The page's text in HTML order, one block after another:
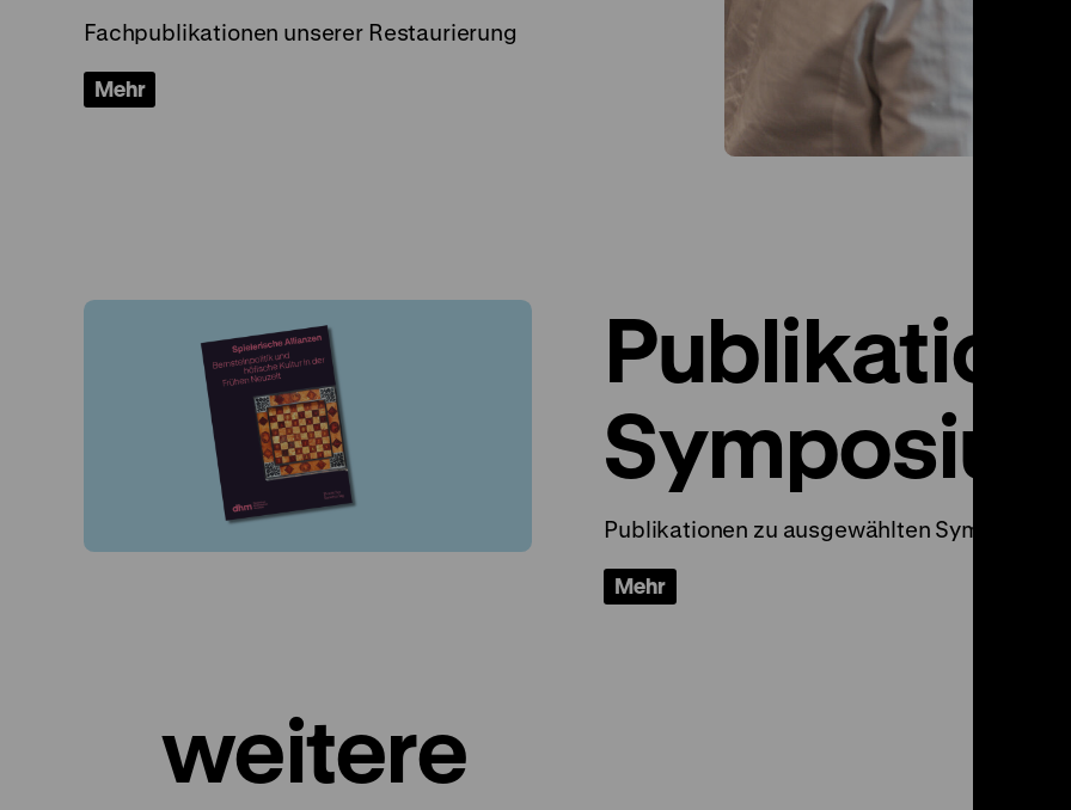
Fachpublikationen unserer Restaurierung
Mehr
Publikationen zu ausgewählten Symposien,
Mehr
weitere